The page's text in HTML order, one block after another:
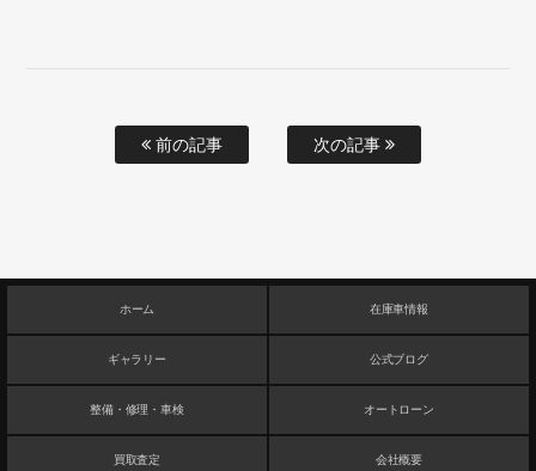
前の記事 次の記事
ホーム 在庫車情報
ギャラリー 公式ブログ
整備・修理・車検 オートローン
買取査定 会社概要